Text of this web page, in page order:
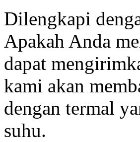
Dilengkapi
Apakah Anda
dapat
kami akan
dengan termal
suhu.